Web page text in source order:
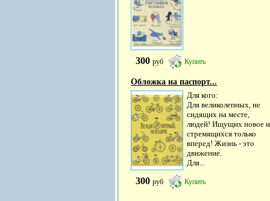
300 руб Купить
Обложка на паспорт...
Для кого:
Для великолепных, не
сидящих на месте,
людей! Ищущих новое и
стремящихся только
вперед! Жизнь - это
движение.
Для...
300 руб Купить